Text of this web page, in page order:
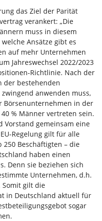
das Ziel der Parität
verankert: „Die
muss in diesem
Ansätze gibt es
auf mehr Unternehmen
Jahreswechsel 2022/2023
Richtlinie. Nach der
der bestehenden
anwenden muss,
Börsenunternehmen in der
% Männer vertreten sein.
gemeinsam eine
Regelung gilt für alle
Beschäftigten – die
haben einen
Denn sie beziehen sich
Unternehmen, d.h.
Somit gilt die
in Deutschland aktuell für
sogar